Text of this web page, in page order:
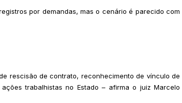
por demandas, mas o cenário é parecido com
rescisão de contrato, reconhecimento de vínculo de
trabalhistas no Estado – afirma o juiz Marcelo